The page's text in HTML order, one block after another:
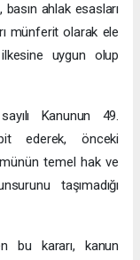
ahlak esasları
münferit olarak ele
uygun olup
Kanunun 49.
ederek, önceki
temel hak ve
taşımadığı
bu kararı, kanun